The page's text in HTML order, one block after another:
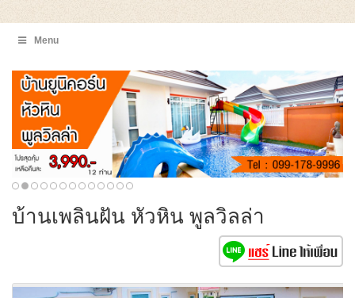
Menu
บ้านเพลินฝัน หัวหิน พูลวิลล่า